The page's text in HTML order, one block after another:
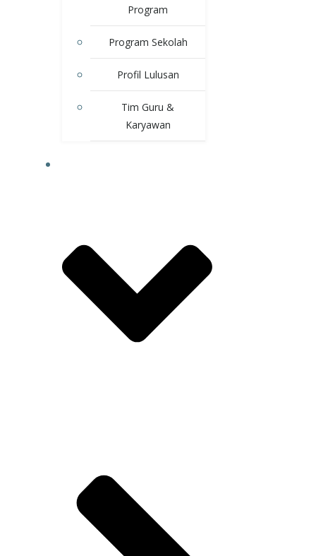
Program
Program Sekolah
Profil Lulusan
Tim Guru &
Karyawan